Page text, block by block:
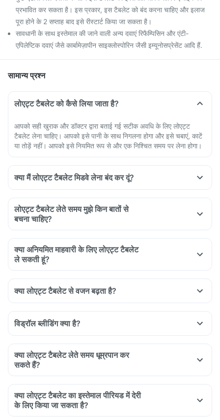
प्रभावित कर सकता है। इस प्रकार, इस टैबलेट को बंद करना चाहिए और इलाज
पूरा होने के 2 सप्ताह बाद इसे रीस्टार्ट किया जा सकता है।
सावधानी के साथ इस्तेमाल की जाने वाली अन्य दवाएं रिफैम्पिसिन और एंटी-
एपिलेप्टिक दवाएं जैसे कार्बामेज़ापीन साइक्लोस्पोरिन जैसी इम्यूनोसप्रेसेंट आदि हैं.
सामान्य प्रश्न
लोएट्ट टैबलेट को कैसे लिया जाता है?
आपको सही खुराक और डॉक्टर द्वारा बताई गई सटीक अवधि के लिए लोएट्ट
टैबलेट लेना चाहिए। आपको इसे पानी के साथ निगलना होगा और इसे चबाएं, काटें
या तोड़ें नहीं। आपको इसे नियमित रूप से और एक निश्चित समय पर लेना होगा।
क्या मैं लोएट्ट टैबलेट मिडवे लेना बंद कर दूं?
लोएट्ट टैबलेट लेते समय मुझे किन बातों से
बचना चाहिए?
Do not stop taking Loette tablet on your own.
pills, patches or rings all at one time. Stick to any one
method.
Be cautious if you are older than 35 years, overweight, have
a family history of thrombosis or clot formation.
Discuss with your doctor before taking this medicine if you
have high cholesterol, high blood pressure, migraine or heart
disease.
Be watchful of your diet, weight gain and any metabolic
disorders.
क्या अनियमित माहवारी के लिए लोएट्ट टैबलेट
ले सकती हूं?
क्या लोएट्ट टैबलेट से वजन बढ़ता है?
विड्रॉल ब्लीडिंग क्या है?
क्या लोएट्ट टैबलेट लेते समय धूम्रपान कर
सकते हैं?
क्या लोएट्ट टैबलेट का इस्तेमाल पीरियड में देरी
के लिए किया जा सकता है?